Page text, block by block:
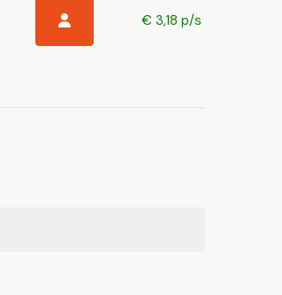
€ 3,18 p/s